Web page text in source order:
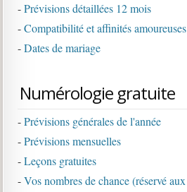
-Prévisions détaillées 12 mois
-Compatibilité et affinités amoureuses
-Dates de mariage
Numérologie gratuite
-Prévisions générales de l'année
-Prévisions mensuelles
-Leçons gratuites
-Vos nombres de chance (réservé aux